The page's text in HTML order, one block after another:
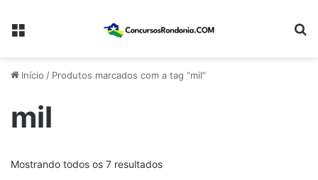
Menu
Início / Produtos marcados com a tag “mil”
mil
Mostrando todos os 7 resultadosClassificado